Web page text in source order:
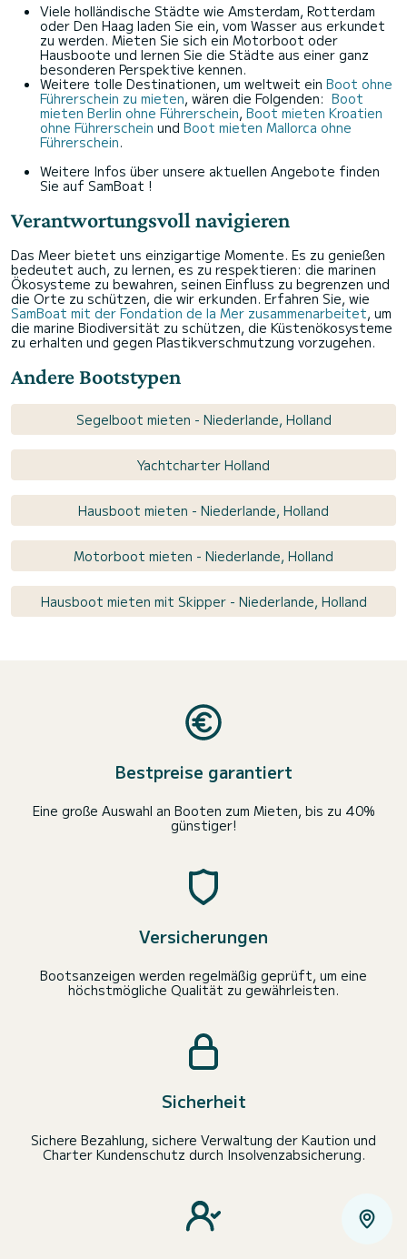
Viele holländische Städte wie Amsterdam, Rotterdam
oder Den Haag laden Sie ein, vom Wasser aus erkundet
zu werden. Mieten Sie sich ein Motorboot oder
Hausboote und lernen Sie die Städte aus einer ganz
besonderen Perspektive kennen.
Weitere tolle Destinationen, um weltweit ein Boot ohne
Führerschein zu mieten, wären die Folgenden: Boot
mieten Berlin ohne Führerschein, Boot mieten Kroatien
ohne Führerschein und Boot mieten Mallorca ohne
Führerschein.
Weitere Infos über unsere aktuellen Angebote finden
Sie auf SamBoat !
Verantwortungsvoll navigieren
Das Meer bietet uns einzigartige Momente. Es zu genießen
bedeutet auch, zu lernen, es zu respektieren: die marinen
Ökosysteme zu bewahren, seinen Einfluss zu begrenzen und
die Orte zu schützen, die wir erkunden. Erfahren Sie, wie
SamBoat mit der Fondation de la Mer zusammenarbeitet, um
die marine Biodiversität zu schützen, die Küstenökosysteme
zu erhalten und gegen Plastikverschmutzung vorzugehen.
Andere Bootstypen
Segelboot mieten - Niederlande, Holland
Yachtcharter Holland
Hausboot mieten - Niederlande, Holland
Motorboot mieten - Niederlande, Holland
Hausboot mieten mit Skipper - Niederlande, Holland
Bestpreise garantiert
Eine große Auswahl an Booten zum Mieten, bis zu 40%
günstiger!
Versicherungen
Bootsanzeigen werden regelmäßig geprüft, um eine
höchstmögliche Qualität zu gewährleisten.
Sicherheit
Sichere Bezahlung, sichere Verwaltung der Kaution und
Charter Kundenschutz durch Insolvenzabsicherung.